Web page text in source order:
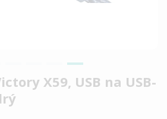
X59, USB na USB-